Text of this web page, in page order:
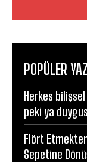
POPÜLER
Herkes
peki ya
Flört
Sepetine